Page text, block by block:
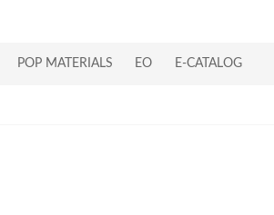
POP MATERIALS EO E-CATALOG